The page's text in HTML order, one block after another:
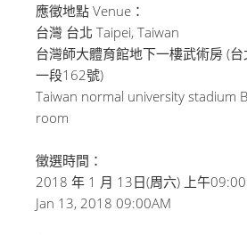
應徵地點 Venue：
台灣 台北 Taipei, Taiwan
台灣師大體育館地下一樓武術房 (
一段162號)
Taiwan normal university stadium
room
徵選時間：
2018 年 1 月 13日(周六) 上午
Jan 13, 2018 09:00AM